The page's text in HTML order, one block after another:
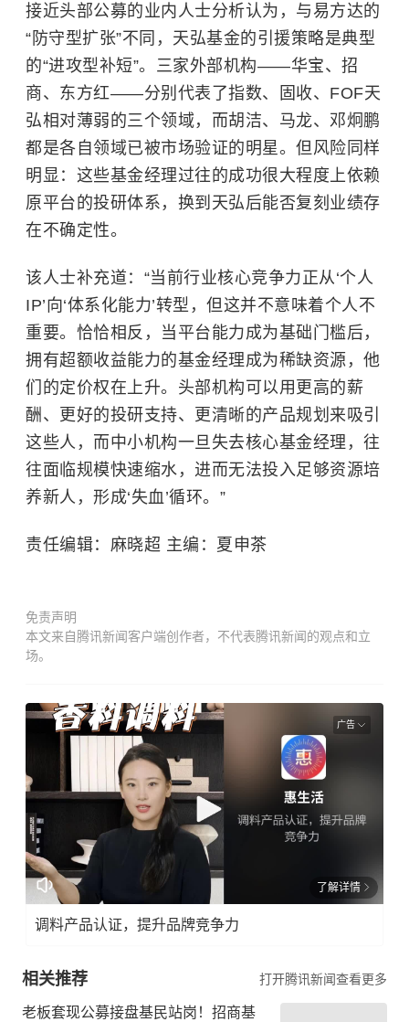
接近头部公募的业内人士分析认为，与易方达的
“防守型扩张”不同，天弘基金的引援策略是典型
的“进攻型补短”。三家外部机构——华宝、招
商、东方红——分别代表了指数、固收、FOF天
弘相对薄弱的三个领域，而胡洁、马龙、邓炯鹏
都是各自领域已被市场验证的明星。但风险同样
明显：这些基金经理过往的成功很大程度上依赖
原平台的投研体系，换到天弘后能否复刻业绩存
在不确定性。
该人士补充道：“当前行业核心竞争力正从‘个人
IP’向‘体系化能力’转型，但这并不意味着个人不
重要。恰恰相反，当平台能力成为基础门槛后，
拥有超额收益能力的基金经理成为稀缺资源，他
们的定价权在上升。头部机构可以用更高的薪
酬、更好的投研支持、更清晰的产品规划来吸引
这些人，而中小机构一旦失去核心基金经理，往
往面临规模快速缩水，进而无法投入足够资源培
养新人，形成‘失血’循环。”
责任编辑：麻晓超 主编：夏申茶
免责声明
本文来自腾讯新闻客户端创作者，不代表腾讯新闻的观点和立
场。
广告
了解详情
调料产品认证，提升品牌竞争力
相关推荐 打开腾讯新闻查看更多
老板套现公募接盘基民站岗！招商基